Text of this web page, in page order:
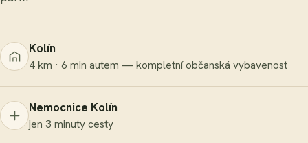
Kolín
4 km · 6 min autem — kompletní občanská vybavenost
Nemocnice Kolín
jen 3 minuty cesty